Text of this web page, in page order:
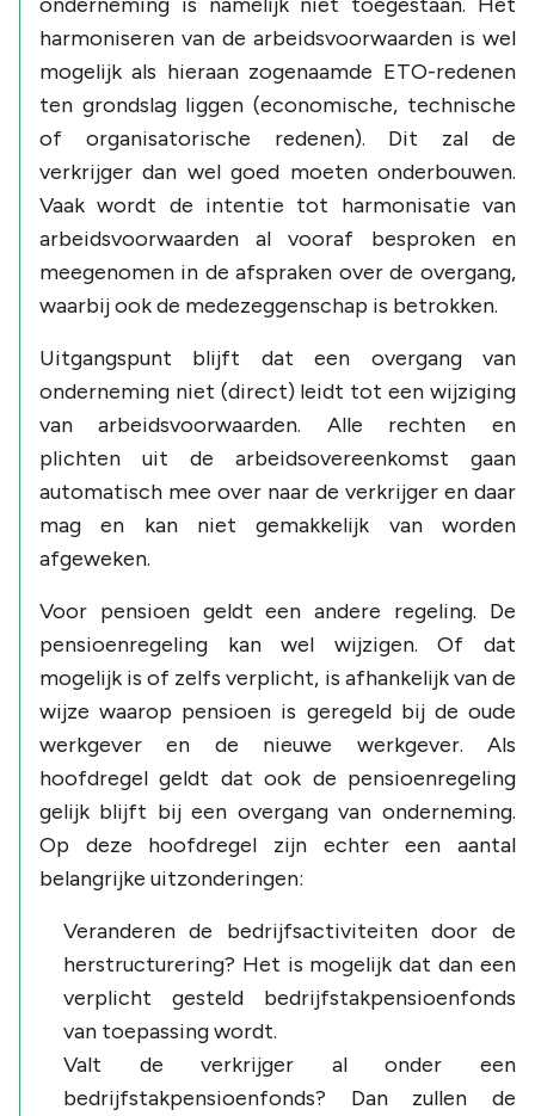
harmoniseren van de arbeidsvoorwaarden is wel
mogelijk als hieraan zogenaamde ETO-redenen
ten grondslag liggen (economische, technische
of organisatorische redenen). Dit zal de
verkrijger dan wel goed moeten onderbouwen.
Vaak wordt de intentie tot harmonisatie van
arbeidsvoorwaarden al vooraf besproken en
meegenomen in de afspraken over de overgang,
waarbij ook de medezeggenschap is betrokken.
Uitgangspunt blijft dat een overgang van
onderneming niet (direct) leidt tot een wijziging
van arbeidsvoorwaarden. Alle rechten en
plichten uit de arbeidsovereenkomst gaan
automatisch mee over naar de verkrijger en daar
mag en kan niet gemakkelijk van worden
afgeweken.
Voor pensioen geldt een andere regeling. De
pensioenregeling kan wel wijzigen. Of dat
mogelijk is of zelfs verplicht, is afhankelijk van de
wijze waarop pensioen is geregeld bij de oude
werkgever en de nieuwe werkgever. Als
hoofdregel geldt dat ook de pensioenregeling
gelijk blijft bij een overgang van onderneming.
Op deze hoofdregel zijn echter een aantal
belangrijke uitzonderingen:
Veranderen de bedrijfsactiviteiten door de
herstructurering? Het is mogelijk dat dan een
verplicht gesteld bedrijfstakpensioenfonds
van toepassing wordt.
Valt de verkrijger al onder een
bedrijfstakpensioenfonds? Dan zullen de